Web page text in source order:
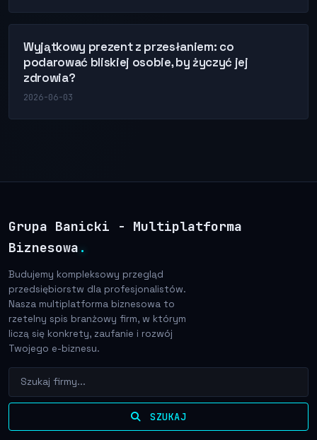
Wyjątkowy prezent z przesłaniem: co
podarować bliskiej osobie, by życzyć jej
zdrowia?
2026-06-03
Grupa Banicki - Multiplatforma
Biznesowa .
Budujemy kompleksowy przegląd
przedsiębiorstw dla profesjonalistów.
Nasza multiplatforma biznesowa to
rzetelny spis branżowy firm, w którym
liczą się konkrety, zaufanie i rozwój
Twojego e-biznesu.
SZUKAJ